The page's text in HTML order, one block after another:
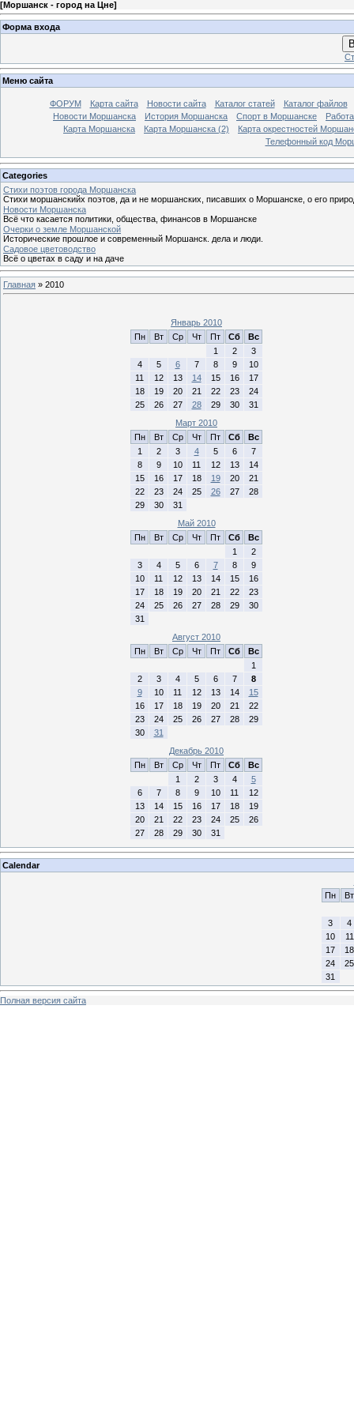
[Моршанск - город на Цне]
Форма входа
Меню сайта
ФОРУМ Карта сайта Новости сайта Каталог статей
Каталог файлов
Новости Моршанска
История Моршанска Спорт в Моршанске
Карта Моршанска
Карта Моршанска (2)
Карта окрестностей
Телефонный код
Categories
Стихи поэтов города Моршанска
Стихи моршанскийх поэтов, да и не моршанских, писавших о Моршанске, о его
Новости Моршанска
Всё что касается политики, общества, финансов в Моршанске
Очерки о земле Моршанской
Исторические прошлое и современный Моршанск. дела и люди.
Садовое цветоводство
Всё о цветах в саду и на даче
Главная » 2010
Январь 2010
Пн
Вт Ср Чт Пт Сб
Вс
1
2
3
4
5 6 7 8 9
10
11
12 13 14 15 16
17
18
19 20 21 22 23
24
25
26 27 28 29 30
31
Март 2010
Пн
Вт Ср Чт Пт Сб
Вс
1
2 3 4 5 6
7
8
9 10 11 12 13
14
15
16 17 18 19 20
21
22
23 24 25 26 27
28
29
30
31
Май 2010
Пн
Вт Ср Чт Пт Сб
Вс
1
2
3
4 5 6 7 8
9
10
11 12 13 14 15
16
17
18 19 20 21 22
23
24
25 26 27 28 29
30
31
Август 2010
Пн
Вт Ср Чт Пт Сб
Вс
1
2
3 4 5 6 7
8
9
10 11 12 13 14
15
16
17 18 19 20 21
22
23
24 25 26 27 28
29
30
31
Декабрь 2010
Пн
Вт Ср Чт Пт Сб
Вс
1
2 3 4
5
6
7 8 9 10 11
12
13
14 15 16 17 18
19
20
21 22 23 24 25
26
27
28 29 30 31
Calendar
Пн
Вт
3
4
10
11
17
18
24
25
31
Полная версия сайта